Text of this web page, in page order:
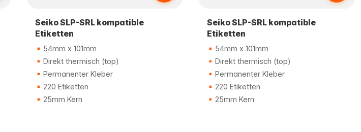
Seiko SLP-SRL kompatible
Etiketten
54mm x 101mm
Direkt thermisch (top)
Permanenter Kleber
220 Etiketten
25mm Kern
Seiko SLP-SRL kompatible
Etiketten
54mm x 101mm
Direkt thermisch (top)
Permanenter Kleber
220 Etiketten
25mm Kern